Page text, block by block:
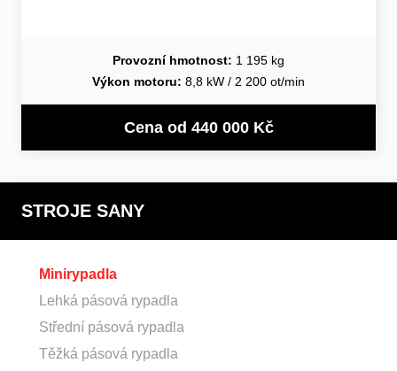
Provozní hmotnost: 1 195 kg
Výkon motoru: 8,8 kW / 2 200 ot/min
Cena od 440 000 Kč
STROJE SANY
Minirypadla
Lehká pásová rypadla
Střední pásová rypadla
Těžká pásová rypadla